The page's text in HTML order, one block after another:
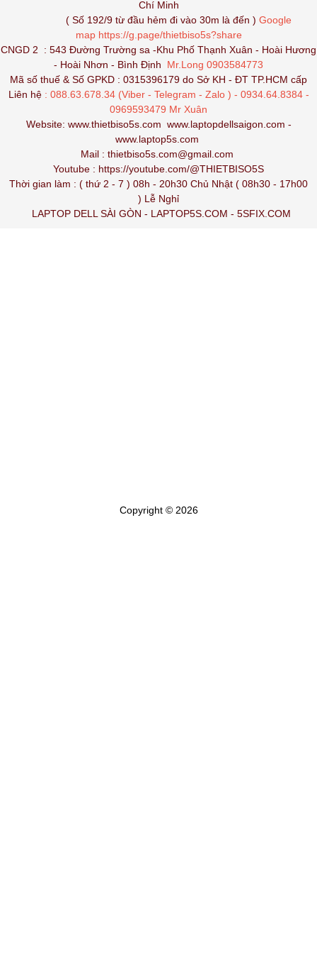
Chí Minh
( Số 192/9 từ đầu hẻm đi vào 30m là đến ) Google
map https://g.page/thietbiso5s?share
CNGD 2 : 543 Đường Trường sa -Khu Phố Thạnh Xuân - Hoài Hương
- Hoài Nhơn - Bình Định
Mr.Long 0903584773
Mã số thuế & Số GPKD : 0315396179 do Sở KH - ĐT TP.HCM cấp
Liên hệ : 088.63.678.34 (Viber - Telegram - Zalo ) - 0934.64.8384 -
0969593479 Mr Xuân
Website: www.thietbiso5s.com www.laptopdellsaigon.com -
www.laptop5s.com
Mail : thietbiso5s.com@gmail.com
Youtube : https://youtube.com/@THIETBISO5S
Thời gian làm : ( thứ 2 - 7 ) 08h - 20h30 Chủ Nhật ( 08h30 - 17h00
) Lễ Nghỉ
LAPTOP DELL SÀI GÒN - LAPTOP5S.COM - 5SFIX.COM
Copyright © 2026